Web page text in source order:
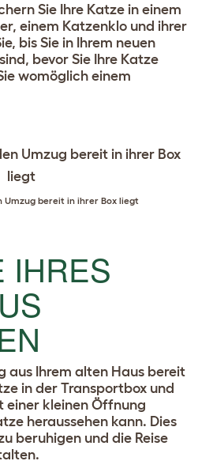
Sie Ihre Katze in einem
einem Katzenklo und ihrer
bis Sie in Ihrem neuen
bevor Sie Ihre Katze
womöglich einem
Umzug bereit in ihrer Box liegt
IHRES
aus Ihrem alten Haus bereit
in der Transportbox und
einer kleinen Öffnung
heraussehen kann. Dies
beruhigen und die Reise